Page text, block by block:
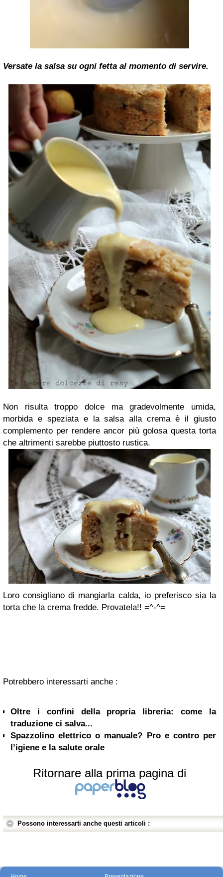
Versate la salsa su ogni fetta al momento di servire.
Non risulta troppo dolce ma gradevolmente umida,
morbida e speziata e la salsa alla crema è il giusto
complemento per rendere ancor più golosa questa torta
che altrimenti sarebbe piuttosto rustica.
Loro consigliano di mangiarla calda, io preferisco sia la
torta che la crema fredde. Provatela!! =^-^=
Potrebbero interessarti anche :
Oltre i confini della propria libreria: come la
traduzione ci salva...
Spazzolino elettrico o manuale? Pro e contro per
l’igiene e la salute orale
Ritornare alla prima pagina di
Possono interessarti anche questi articoli :